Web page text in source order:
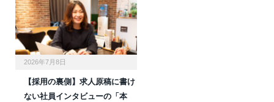
2026年7月8日
【採用の裏側】求人原稿に書け
ない社員インタビューの「本